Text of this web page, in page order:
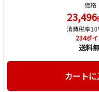
価格
23,496
消費税率
234ポ
送料
カート